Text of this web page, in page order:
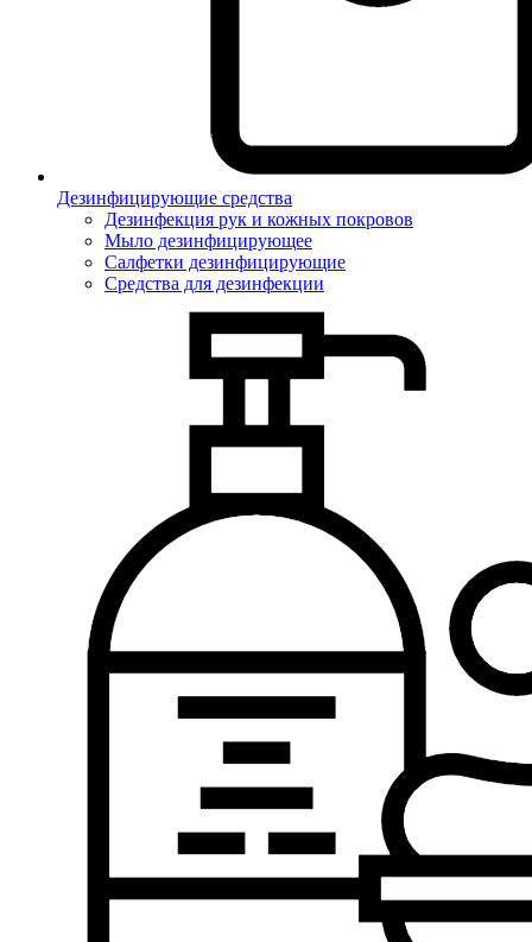
Дезинфицирующие средства
Дезинфекция рук и кожных покровов
Мыло дезинфицирующее
Салфетки дезинфицирующие
Средства для дезинфекции